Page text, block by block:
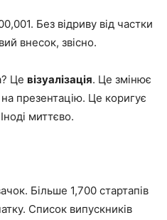
Без відриву від частки
внесок, звісно.
Це візуалізація. Це змінює
презентацію. Це коригує
миттєво.
Більше 1,700 стартапів
Список випускників